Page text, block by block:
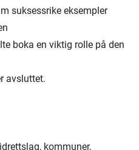
suksessrike eksempler
boka en viktig rolle på den
avsluttet.
kommuner,